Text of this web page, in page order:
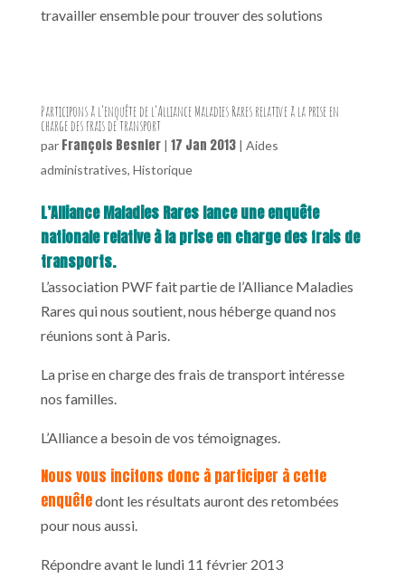
travailler ensemble pour trouver des solutions
Participons à l’enquête de l’Alliance Maladies Rares relative à la prise en
charge des frais de transport
par François Besnier| 17 Jan 2013| Aides
administratives, Historique
L’Alliance Maladies Rares lance une enquête
nationale relative à la prise en charge des frais de
transports.
L’association PWF fait partie de l’Alliance Maladies
Rares qui nous soutient, nous héberge quand nos
réunions sont à Paris.
La prise en charge des frais de transport intéresse
nos familles.
L’Alliance a besoin de vos témoignages.
Nous vous incitons donc à participer à cette
enquêtedont les résultats auront des retombées
pour nous aussi.
Répondre avant le lundi 11 février 2013